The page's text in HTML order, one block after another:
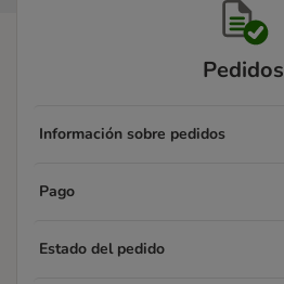
Pedidos
Información sobre pedidos
Pago
Estado del pedido